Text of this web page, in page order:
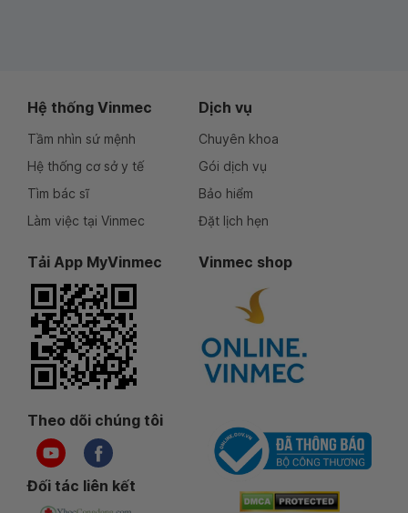
Hệ thống Vinmec
Tầm nhìn sứ mệnh
Hệ thống cơ sở y tế
Tìm bác sĩ
Làm việc tại Vinmec
Dịch vụ
Chuyên khoa
Gói dịch vụ
Bảo hiểm
Đặt lịch hẹn
Tải App MyVinmec Vinmec shop
Theo dõi chúng tôi
Đối tác liên kết